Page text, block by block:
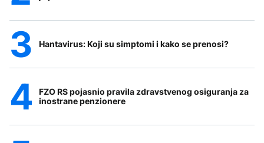
Hantavirus: Koji su simptomi i kako se prenosi?
FZO RS pojasnio pravila zdravstvenog osiguranja za
inostrane penzionere